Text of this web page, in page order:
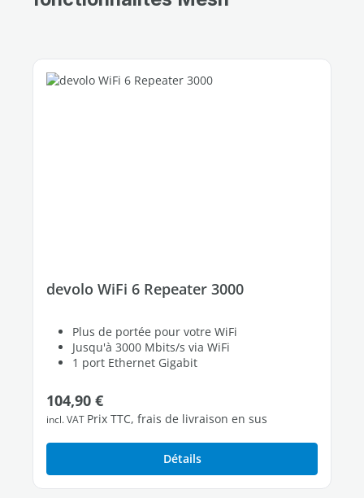
devolo WiFi 6 Repeater 3000
Plus de portée pour votre WiFi
Jusqu'à 3000 Mbits/s via WiFi
1 port Ethernet Gigabit
Prix régulier :
104,90 €
incl. VAT Prix TTC, frais de livraison en sus
Détails